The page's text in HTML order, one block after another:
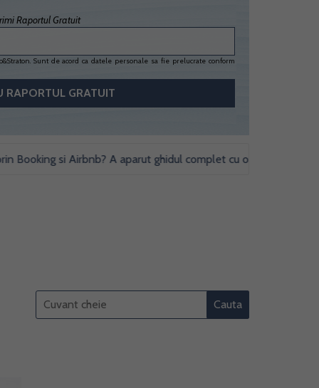
Raportul Gratuit
Sunt de acord ca datele personale sa fie prelucrate conform
si Airbnb? A aparut ghidul complet cu obligatii fiscale si